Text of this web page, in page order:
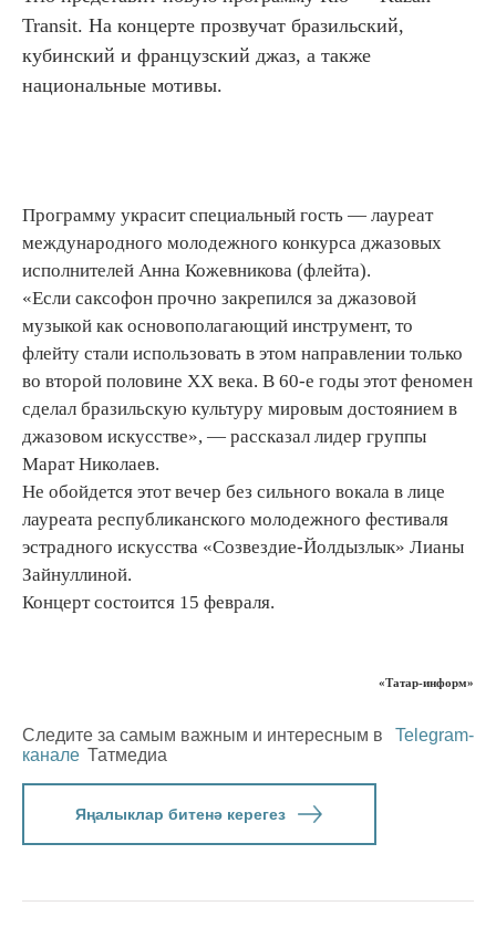
Transit. На концерте прозвучат бразильский,
кубинский и французский джаз, а также
национальные мотивы.
Программу украсит специальный гость — лауреат
международного молодежного конкурса джазовых
исполнителей Анна Кожевникова (флейта).
«Если саксофон прочно закрепился за джазовой
музыкой как основополагающий инструмент, то
флейту стали использовать в этом направлении только
во второй половине XX века. В 60-е годы этот феномен
сделал бразильскую культуру мировым достоянием в
джазовом искусстве», — рассказал лидер группы
Марат Николаев.
Не обойдется этот вечер без сильного вокала в лице
лауреата республиканского молодежного фестиваля
эстрадного искусства «Созвездие-Йолдызлык» Лианы
Зайнуллиной.
Концерт состоится 15 февраля.
«Татар-информ»
Следите за самым важным и интересным в
Telegram-
канале Татмедиа
Яңалыклар битенә керегез